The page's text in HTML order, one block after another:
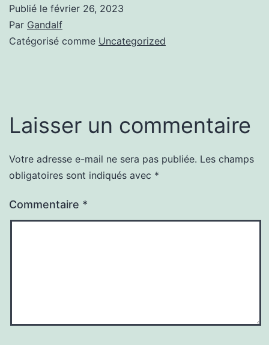
Publié le février 26, 2023
Par Gandalf
Catégorisé comme Uncategorized
Laisser un commentaire
Votre adresse e-mail ne sera pas publiée. Les champs
obligatoires sont indiqués avec *
Commentaire *